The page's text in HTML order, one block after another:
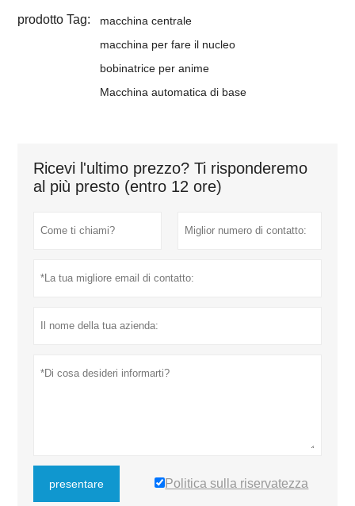
prodotto Tag:
macchina centrale
macchina per fare il nucleo
bobinatrice per anime
Macchina automatica di base
Ricevi l'ultimo prezzo? Ti risponderemo
al più presto (entro 12 ore)
presentare Politica sulla riservatezza